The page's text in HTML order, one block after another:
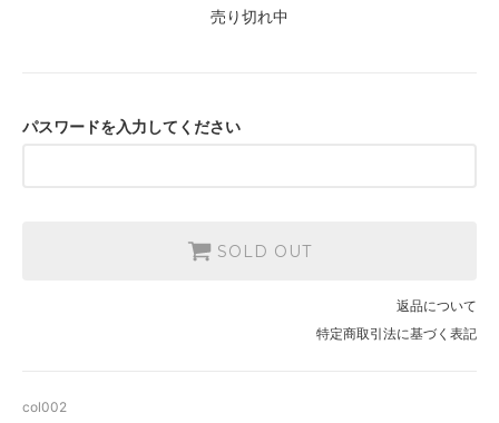
売り切れ中
パスワードを入力してください
SOLD OUT
返品について
特定商取引法に基づく表記
col002